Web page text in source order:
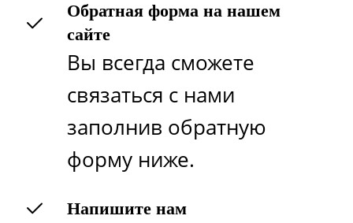
Обратная форма на нашем
сайте
Вы всегда сможете
связаться с нами
заполнив обратную
форму ниже.
Напишите нам